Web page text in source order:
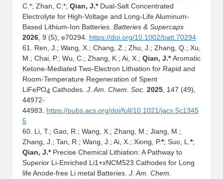
C.*; Zhan, C.*; Qian, J.*Dual-Salt Concentrated
Electrolyte for High-Voltage and Long-Life Aluminum-
Based Lithium-Ion Batteries. Batteries & Supercaps
2026, 9 (5), e70294. https://doi.org/10.1002/batt.70294
61. Ren, J.; Wang, X.; Chang, Z.; Zhu, J.; Zhang, Q.; Xu,
M.; Chai, P.; Wu, C.; Zhang, K.; Ai, X.; Qian, J.* Aromatic
Ketone-Mediated Two-Electron Lithiation for Rapid and
Room-Temperature Regeneration of Spent
LiFePO4 Cathodes. J. Am. Chem. Soc. 2025, 147 (49),
44972-
44983. https://pubs.acs.org/doi/full/10.1021/jacs.5c1345
5
60. Li, T.; Gao, R.; Wang, X.; Zhang, M.; Jiang, M.;
Zhang, J.; Tan, R.; Wang, J.; Ai, X.; Xiong, P.*; Suo, L.*;
Qian, J.*Precise Chemical Lithiation: A Pathway to
Superior Li-Enriched Li1+xNCM523 Cathodes for Long
life Anode-free Li metal Batteries. J. Am. Chem.